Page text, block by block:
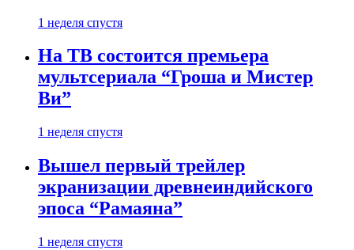
1 неделя спустя
На ТВ состоится премьера
мультсериала “Гроша и Мистер
Ви”
1 неделя спустя
Вышел первый трейлер
экранизации древнеиндийского
эпоса “Рамаяна”
1 неделя спустя